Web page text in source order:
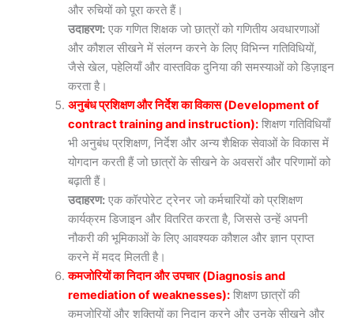
और रुचियों को पूरा करते हैं।
उदाहरण: एक गणित शिक्षक जो छात्रों को गणितीय अवधारणाओं
और कौशल सीखने में संलग्न करने के लिए विभिन्न गतिविधियों,
जैसे खेल, पहेलियाँ और वास्तविक दुनिया की समस्याओं को डिज़ाइन
करता है।
अनुबंध प्रशिक्षण और निर्देश का विकास (Development of
contract training and instruction): शिक्षण गतिविधियाँ
भी अनुबंध प्रशिक्षण, निर्देश और अन्य शैक्षिक सेवाओं के विकास में
योगदान करती हैं जो छात्रों के सीखने के अवसरों और परिणामों को
बढ़ाती हैं।
उदाहरण: एक कॉरपोरेट ट्रेनर जो कर्मचारियों को प्रशिक्षण
कार्यक्रम डिजाइन और वितरित करता है, जिससे उन्हें अपनी
नौकरी की भूमिकाओं के लिए आवश्यक कौशल और ज्ञान प्राप्त
करने में मदद मिलती है।
कमजोरियों का निदान और उपचार (Diagnosis and
remediation of weaknesses): शिक्षण छात्रों की
कमजोरियों और शक्तियों का निदान करने और उनके सीखने और